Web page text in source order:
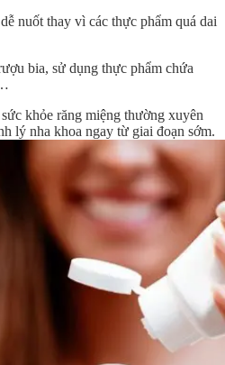
nuốt thay vì các thực phẩm quá dai
bia, sử dụng thực phẩm chứa
khỏe răng miệng thường xuyên
lý nha khoa ngay từ giai đoạn sớm.